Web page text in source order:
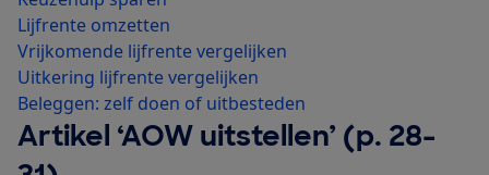
Lijfrente omzetten
Vrijkomende lijfrente vergelijken
Uitkering lijfrente vergelijken
Beleggen: zelf doen of uitbesteden
Artikel ‘AOW uitstellen’ (p. 28-